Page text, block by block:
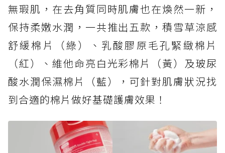
無瑕肌，在去角質同時肌膚也在煥然一新，
保持柔嫩水潤，一共推出五款，積雪草涼感
舒緩棉片（綠）、乳酸膠原毛孔緊緻棉片
（紅）、維他命亮白光彩棉片（黃）及玻尿
酸水潤保濕棉片（藍），可針對肌膚狀況找
到合適的棉片做好基礎護膚效果！